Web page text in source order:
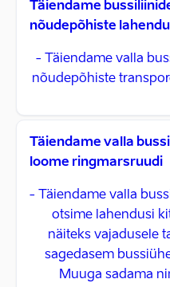
Täiendame
nõudepõhiste
- Täiendame valla
nõudepõhiste
Täiendame valla
loome ringmarsruudi
- Täiendame valla
otsime lahendusi
näiteks vajadusele
sagedasem
Muuga sadama